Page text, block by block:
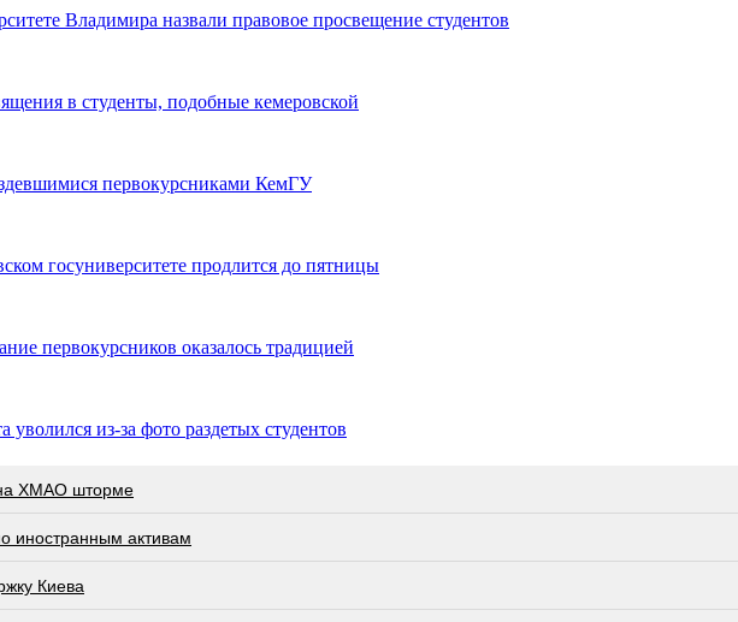
Владимира назвали правовое просвещение студентов
в студенты, подобные кемеровской
первокурсниками КемГУ
госуниверситете продлится до пятницы
первокурсников оказалось традицией
уволился из-за фото раздетых студентов
ХМАО шторме
иностранным активам
Киева